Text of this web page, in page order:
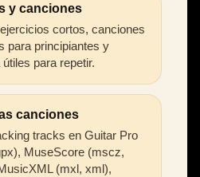
y canciones
cortos, canciones
para principiantes y
para repetir.
canciones
tracks en Guitar Pro
MuseScore (mscz,
(mxl, xml),